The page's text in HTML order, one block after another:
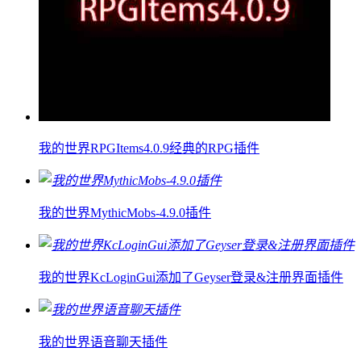
我的世界RPGItems4.0.9经典的RPG插件
我的世界MythicMobs-4.9.0插件
我的世界KcLoginGui添加了Geyser登录&注册界面插件
我的世界语音聊天插件